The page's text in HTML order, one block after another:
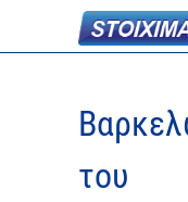
του